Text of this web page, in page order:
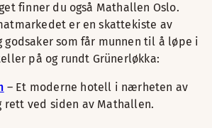
finner du også Mathallen Oslo.
er en skattekiste av
godsaker som får munnen til å løpe i
på og rundt Grünerløkka:
– Et moderne hotell i nærheten av
rett ved siden av Mathallen.